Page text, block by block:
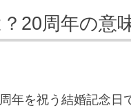
20周年の意
年を祝う結婚記念日